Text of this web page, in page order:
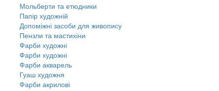
Мольберти та етюдники
Папір художній
Допоміжні засоби для живопису
Пензли та мастихіни
Фарби художні
Фарби художні
Фарби акварель
Гуаш художня
Фарби акрилові